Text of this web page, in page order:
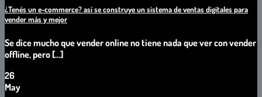
¿Tenés un e-commerce? así se construye un sistema de ventas digitales para
vender más y mejor
Se dice mucho que vender online no tiene nada que ver con vender
offline, pero [...]
26
May